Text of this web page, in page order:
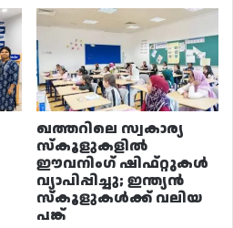
ഖത്തറിലെ സ്വകാര്യ
സ്കൂളുകളിൽ
ഈവനിംഗ് ഷിഫ്റ്റുകൾ
വ്യാപിപ്പിച്ചു; ഇന്ത്യൻ
സ്കൂളുകൾക്ക് വലിയ
പങ്ക്